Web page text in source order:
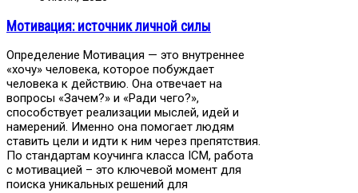
Мотивация: источник личной силы
Определение Мотивация — это внутреннее
«хочу» человека, которое побуждает
человека к действию. Она отвечает на
вопросы «Зачем?» и «Ради чего?»,
способствует реализации мыслей, идей и
намерений. Именно она помогает людям
ставить цели и идти к ним через препятствия.
По стандартам коучинга класса ICM, работа
с мотивацией – это ключевой момент для
поиска уникальных решений для